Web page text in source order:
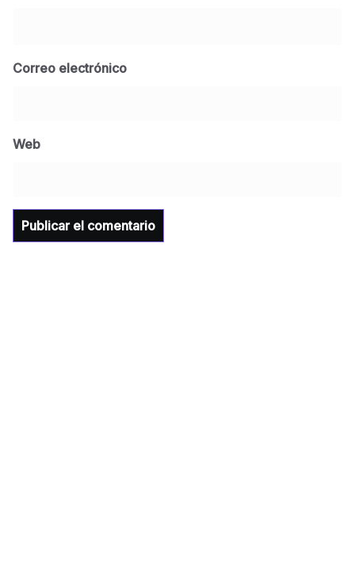
Correo electrónico
Web
para la Universidad y para el municipio